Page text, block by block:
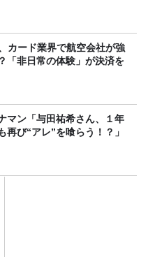
カード業界で航空会社が強
「非日常の体験」が決済を
再び“アレ”を喰らう！？」